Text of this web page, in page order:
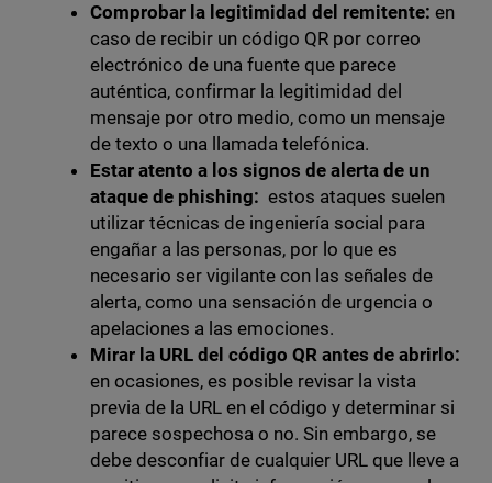
Comprobar la legitimidad del remitente:en
caso de recibir un código QR por correo
electrónico de una fuente que parece
auténtica, confirmar la legitimidad del
mensaje por otro medio, como un mensaje
de texto o una llamada telefónica.
Estar atento a los signos de alerta de un
ataque de phishing: estos ataques suelen
utilizar técnicas de ingeniería social para
engañar a las personas, por lo que es
necesario ser vigilante con las señales de
alerta, como una sensación de urgencia o
apelaciones a las emociones.
Mirar la URL del código QR antes de abrirlo:
en ocasiones, es posible revisar la vista
previa de la URL en el código y determinar si
parece sospechosa o no. Sin embargo, se
debe desconfiar de cualquier URL que lleve a